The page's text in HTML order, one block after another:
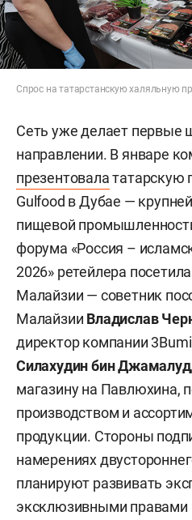
Спрос на татарстанскую халяльную
Сеть уже делает первые
направлении. В январе
презентовалататарскую
Gulfood в Дубае —
пищевой
форума «Россия –
2026» ретейлера
Малайзии — советник
Малайзии Владислав
директор компании 3Bumi
Силахудин бин
магазину на Павлюхина,
производством и
продукции. Стороны
намерениях
планируют развивать
эксклюзивными правами